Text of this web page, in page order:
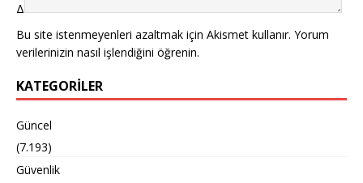
Δ
Bu site istenmeyenleri azaltmak için Akismet kullanır. Yorum
verilerinizin nasıl işlendiğini öğrenin.
KATEGORILER
Güncel
(7.193)
Güvenlik